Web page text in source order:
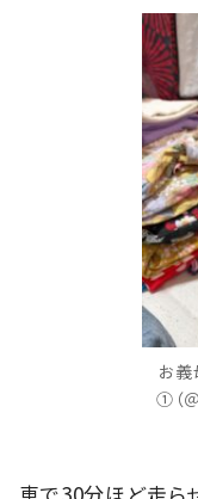
お義
①（